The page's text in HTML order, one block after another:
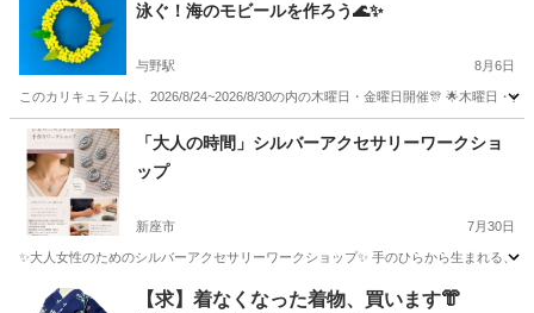
泳ぐ！海のモビールを作ろう🌊✨
与野駅 8月6日
このカリキュラムは、2026/8/24~2026/8/30の内の木曜日・金曜日開催🎊 🌟木曜日・
埼玉 さいたま市 与野駅 ものづくり モビール
「大人の時間」シルバーアクセサリーワークショ
ップ
新座市 7月30日
✨大人女性のためのシルバーアクセサリーワークショップ✨ 手のひらから生まれる、
埼玉 新座市 ジュエリー Instagram
【求】着なくなった着物、買います👘